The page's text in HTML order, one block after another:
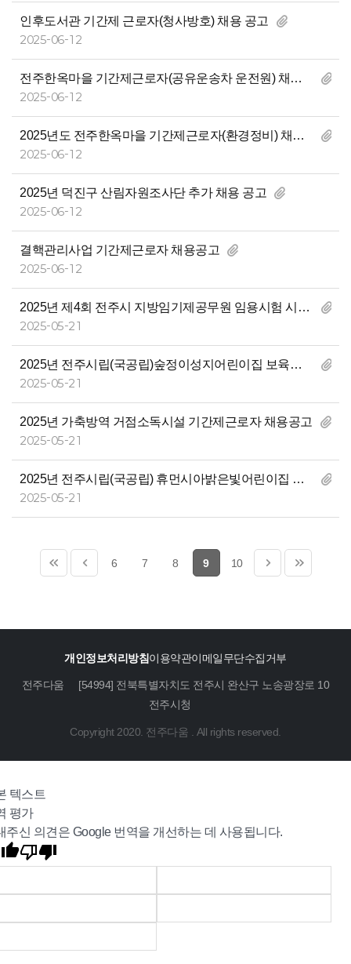
인후도서관 기간제 근로자(청사방호) 채용 공고
2025-06-12
전주한옥마을 기간제근로자(공유운송차 운전원) 채용 공고
2025-06-12
2025년도 전주한옥마을 기간제근로자(환경정비) 채용 공고
2025-06-12
2025년 덕진구 산림자원조사단 추가 채용 공고
2025-06-12
결핵관리사업 기간제근로자 채용공고
2025-06-12
2025년 제4회 전주시 지방임기제공무원 임용시험 시행계획 공고(국제교류팀장, 채권추심, 자전거교통순찰대)
2025-05-21
2025년 전주시립(국공립)숲정이성지어린이집 보육교직원 모집
2025-05-21
2025년 가축방역 거점소독시설 기간제근로자 채용공고
2025-05-21
2025년 전주시립(국공립) 휴먼시아밝은빛어린이집 보육교직원(계약직) 모집
2025-05-21
6 7 8 9 10
개인정보처리방침이용약관이메일무단수집거부
전주다움
[54994] 전북특별자치도 전주시 완산구 노송광장로 10
전주시청
Copyright 2020. 전주다움 . All rights reserved.
텍스트
평가
주신 의견은 Google 번역을 개선하는 데 사용됩니다.